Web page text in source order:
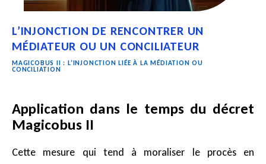
L’INJONCTION DE RENCONTRER UN
MÉDIATEUR OU UN CONCILIATEUR
MAGICOBUS II : L’INJONCTION LIÉE À LA MÉDIATION OU
CONCILIATION
Application dans le temps du décret
Magicobus II
Cette mesure qui tend à moraliser le procès en